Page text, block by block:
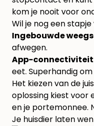
kom je nooit voor
Wil je nog een
Ingebouwde
afwegen.
App-
eet. Superhandig
Het kiezen van de
oplossing kiest voor
en je portemonnee.
Je huisdier laten